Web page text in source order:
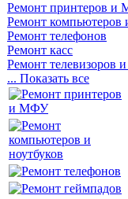
Ремонт принтеров
Ремонт компьютеров
Ремонт телефонов
Ремонт касс
Ремонт телевизоров
... Показать все